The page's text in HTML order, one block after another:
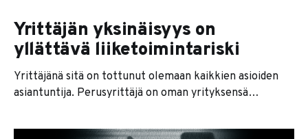
Yrittäjän yksinäisyys on
yllättävä liiketoimintariski
Yrittäjänä sitä on tottunut olemaan kaikkien asioiden
asiantuntija. Perusyrittäjä on oman yrityksensä
markkinoinnissa, kirjanpidossa, työturvallisuudessa, HR-